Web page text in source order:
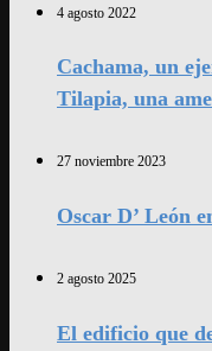
4 agosto 2022
Cachama, un
Tilapia, una
27 noviembre 2023
Oscar D’ León
2 agosto 2025
El edificio que